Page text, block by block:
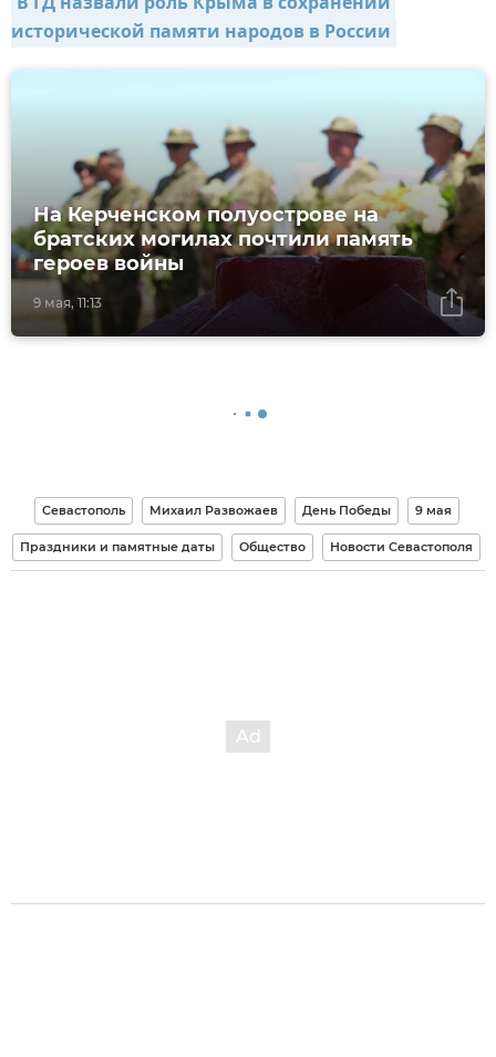
исторической памяти народов в России
9 мая, 11:13
На Керченском полуострове на
братских могилах почтили память
героев войны
Севастополь Михаил Развожаев День Победы 9 мая
Праздники и памятные даты Общество Новости Севастополя